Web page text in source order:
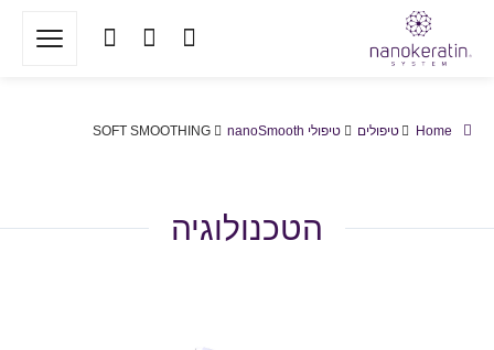
Home טיפולים טיפולי nanoSmooth SOFT SMOOTHING
הטכנולוגיה